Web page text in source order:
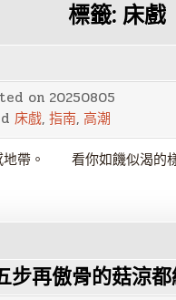
標籤: 床戲
on 20250805
床戲, 指南, 高潮
帶。 看你如饑似渴的
步再傲骨的菇涼